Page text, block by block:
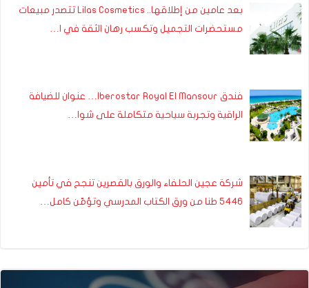
بعد عامين من إطلاقها.. Lilas Cosmetics تتصدر مبيعات
مستحضرات التجميل وتكسب رهان الثقة في ا…
فندق Iberostar Royal El Mansour… عنوان للضيافة
الراقية وتجربة سياحية متكاملة على شوا…
شركة عجين الحلفاء والورق بالقصرين تنجح في تأمين
5446 طنا من ورق الكتاب المدرسي وتؤمّن كامل…